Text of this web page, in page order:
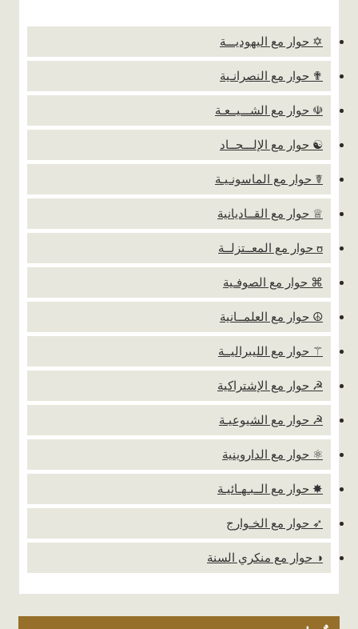
✡ حوار مع اليهوديـــة
✟ حوار مع النصرانـية
☫ حوار مع الشـــيــعـة
☯ حوار مع الإلـــحــاد
☤ حوار مع الماسونـيـة
♕ حوار مع القــاديانية
ʊ حوار مع المعــتزلــة
⌘ حوار مع الصوفـية
☮ حوار مع العلمــانية
⚚ حوار مع الليبراليــة
☭ حوار مع الإشتراكية
☭ حوار مع الشيوعيـة
⚛ حوار مع الداروينية
✸ حوار مع الــبـهـائيـة
➶ حوار مع الخـوارج
◑ حوار مع منكري السنة